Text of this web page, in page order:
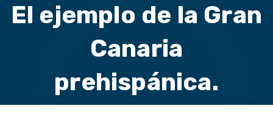
El ejemplo de la Gran
Canaria
prehispánica.